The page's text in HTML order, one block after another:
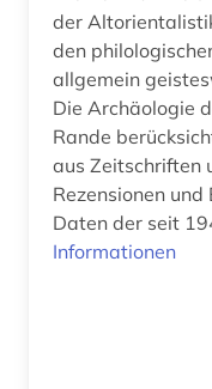
der
den
allgemein
Die Archäologie
Rande
aus Zeitschriften
Rezensionen
Daten der seit
Informationen